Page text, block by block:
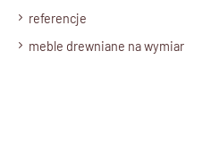
jest wyposażone w
klasycznym stylu.
referencje
meble drewniane na wymiar